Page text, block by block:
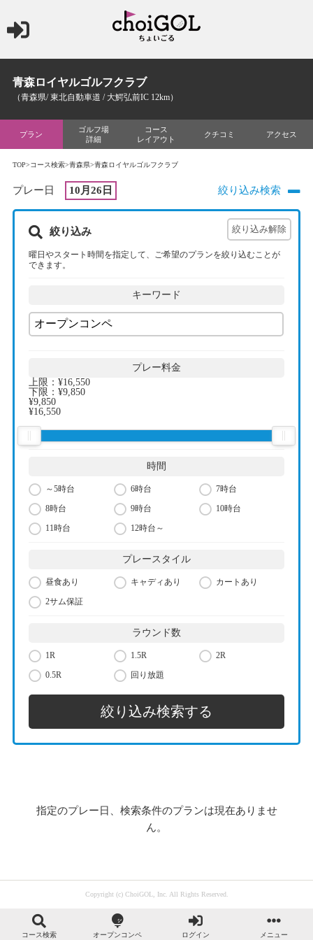
青森ロイヤルゴルフクラブ
（青森県/ 東北自動車道 / 大鰐弘前IC 12km）
プラン
ゴルフ場
詳細
コース
レイアウト
クチコミ アクセス
TOP>コース検索>青森県>青森ロイヤルゴルフクラブ
プレー日 10月26日 絞り込み検索
絞り込み
曜日やスタート時間を指定して、ご希望のプランを絞り込むことが
できます。
キーワード
プレー料金
上限： ¥16,550
下限： ¥9,850
¥9,850
¥16,550
時間
～5時台 6時台
7時台
8時台
9時台
10時台
11時台
12時台～
プレースタイル
昼食あり キャディあり
カートあり
2サム保証
ラウンド数
1R 1.5R
2R
0.5R
回り放題
指定のプレー日、検索条件のプランは現在ありませ
ん。
Copyright (c) ChoiGOL, Inc. All Rights Reserved.
コース検索 オープンコンペ ログイン メニュー